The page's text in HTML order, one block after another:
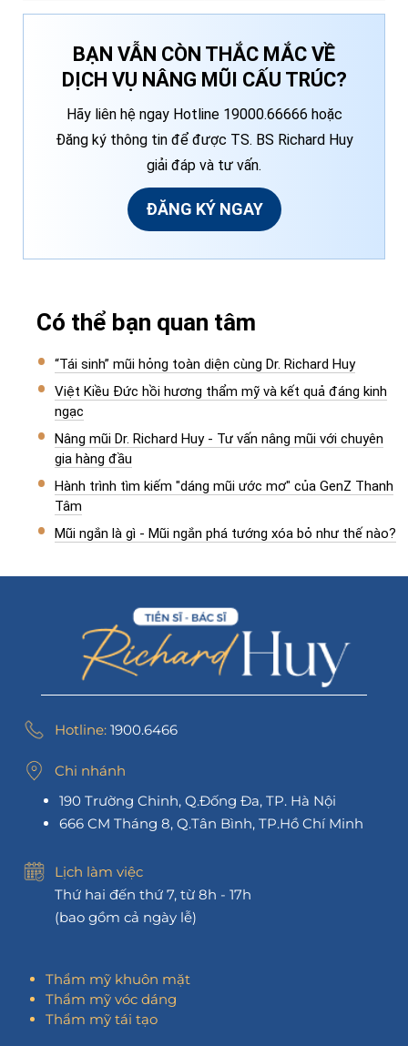
BẠN VẪN CÒN THẮC MẮC VỀ
DỊCH VỤ NÂNG MŨI CẤU TRÚC?
Hãy liên hệ ngay Hotline 19000.66666 hoặc
Đăng ký thông tin để được TS. BS Richard Huy
giải đáp và tư vấn.
ĐĂNG KÝ NGAY
Có thể bạn quan tâm
“Tái sinh” mũi hỏng toàn diện cùng Dr. Richard Huy
Việt Kiều Đức hồi hương thẩm mỹ và kết quả đáng kinh
ngạc
Nâng mũi Dr. Richard Huy - Tư vấn nâng mũi với chuyên
gia hàng đầu
Hành trình tìm kiếm "dáng mũi ước mơ" của GenZ Thanh
Tâm
Mũi ngắn là gì - Mũi ngắn phá tướng xóa bỏ như thế nào?
Hotline: 1900.6466
Chi nhánh
190 Trường Chinh, Q.Đống Đa, TP. Hà Nội
666 CM Tháng 8, Q.Tân Bình, TP.Hồ Chí Minh
Lịch làm việc
Thứ hai đến thứ 7, từ 8h - 17h
(bao gồm cả ngày lễ)
Thẩm mỹ khuôn mặt
Thẩm mỹ vóc dáng
Thẩm mỹ tái tạo